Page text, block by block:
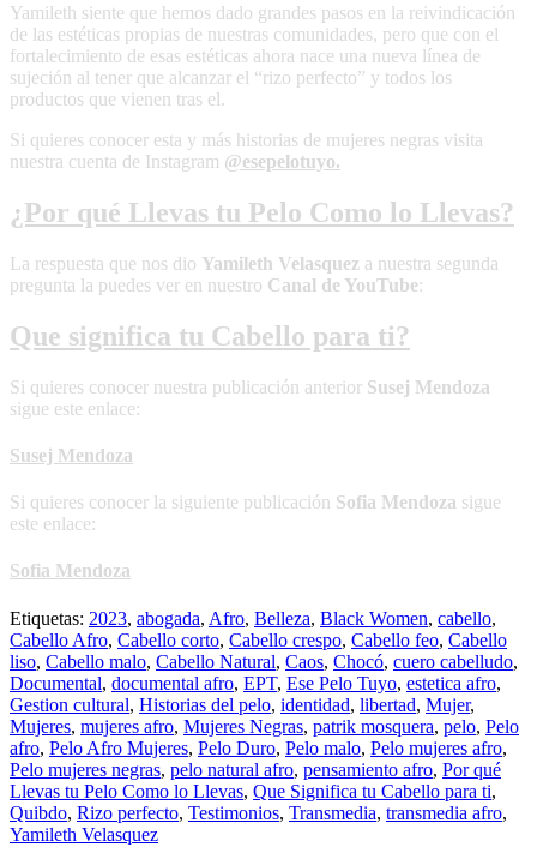
Yamileth siente que hemos dado grandes pasos en la reivindicación
de las estéticas propias de nuestras comunidades, pero que con el
fortalecimiento de esas estéticas ahora nace una nueva línea de
sujeción al tener que alcanzar el “rizo perfecto” y todos los
productos que vienen tras el.
Si quieres conocer esta y más historias de mujeres negras visita
nuestra cuenta de Instagram @esepelotuyo.
¿Por qué Llevas tu Pelo Como lo Llevas?
La respuesta que nos dio Yamileth Velasquez a nuestra segunda
pregunta la puedes ver en nuestro Canal de YouTube:
Que significa tu Cabello para ti?
Si quieres conocer nuestra publicación anterior Susej Mendoza
sigue este enlace:
Susej Mendoza
Si quieres conocer la siguiente publicación Sofia Mendoza sigue
este enlace:
Sofia Mendoza
Etiquetas: 2023, abogada, Afro, Belleza, Black Women, cabello,
Cabello Afro, Cabello corto, Cabello crespo, Cabello feo, Cabello
liso, Cabello malo, Cabello Natural, Caos, Chocó, cuero cabelludo,
Documental, documental afro, EPT, Ese Pelo Tuyo, estetica afro,
Gestion cultural, Historias del pelo, identidad, libertad, Mujer,
Mujeres, mujeres afro, Mujeres Negras, patrik mosquera, pelo, Pelo
afro, Pelo Afro Mujeres, Pelo Duro, Pelo malo, Pelo mujeres afro,
Pelo mujeres negras, pelo natural afro, pensamiento afro, Por qué
Llevas tu Pelo Como lo Llevas, Que Significa tu Cabello para ti,
Quibdo, Rizo perfecto, Testimonios, Transmedia, transmedia afro,
Yamileth Velasquez